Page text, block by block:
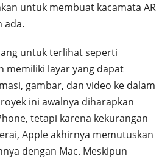
untuk membuat kacamata AR
ada.
untuk terlihat seperti
memiliki layar yang dapat
gambar, dan video ke dalam
ini awalnya diharapkan
tetapi karena kekurangan
Apple akhirnya memutuskan
dengan Mac. Meskipun